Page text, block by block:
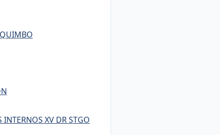
XV DR STGO